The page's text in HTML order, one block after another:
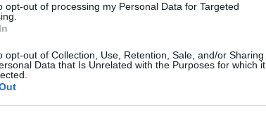
opt-out of processing my Personal Data for Targeted
opt-out of Collection, Use, Retention, Sale, and/or Sharing
Data that Is Unrelated with the Purposes for which it